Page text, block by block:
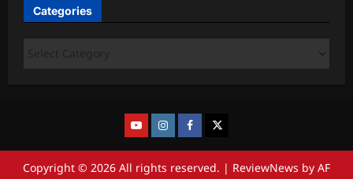
Categories
Copyright © 2026 All rights reserved. | ReviewNews by AF